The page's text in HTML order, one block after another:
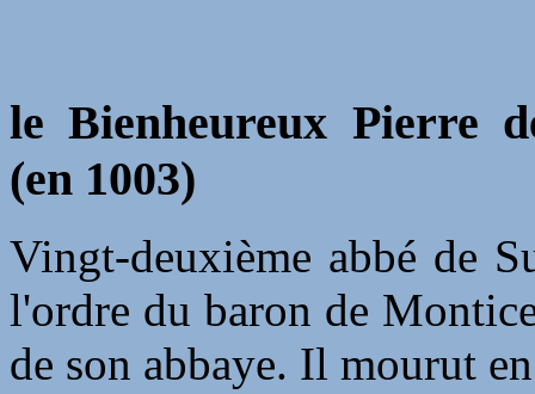
le Bienheureux Pierre
(en 1003)
Vingt-deuxième abbé de
l'ordre du baron de
de son abbaye. Il mourut